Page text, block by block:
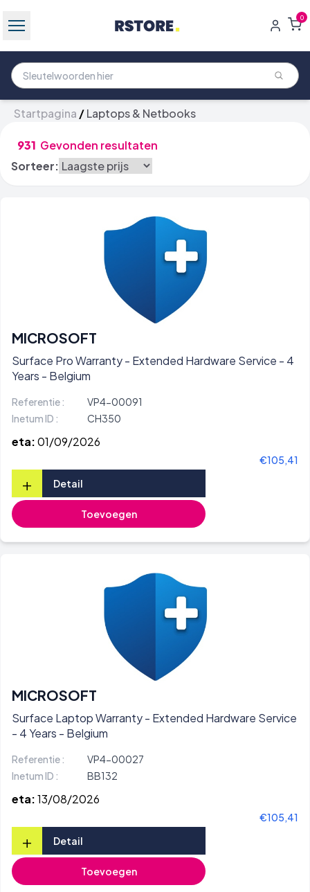
0
Startpagina /Laptops & Netbooks
931 Gevonden resultaten
Sorteer:
MICROSOFT
Surface Pro Warranty - Extended Hardware Service - 4
Years - Belgium
Referentie :
VP4-00091
Inetum ID :
CH350
eta:01/09/2026
€105,41
+ Detail
Toevoegen
MICROSOFT
Surface Laptop Warranty - Extended Hardware Service
- 4 Years - Belgium
Referentie :
VP4-00027
Inetum ID :
BB132
eta:13/08/2026
€105,41
+ Detail
Toevoegen